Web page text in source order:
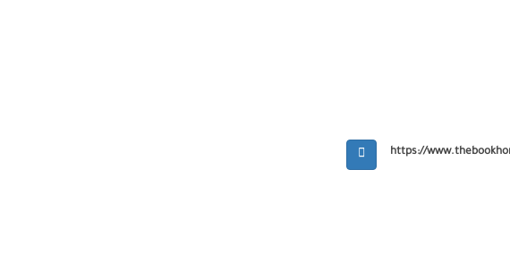
https://